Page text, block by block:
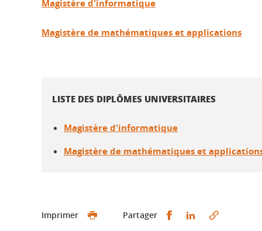
Magistère d'informatique
Magistère de mathématiques et applications
LISTE DES DIPLÔMES UNIVERSITAIRES
Magistère d'informatique
Magistère de mathématiques et
Imprimer Partager Partager sur
Partager sur